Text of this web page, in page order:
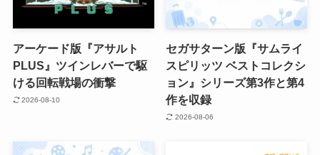
アーケード版『アサルト
PLUS』ツインレバーで駆
ける回転戦場の衝撃
2026-08-10
セガサターン版『サムライ
スピリッツ ベストコレクシ
ョン』シリーズ第3作と第4
作を収録
2026-08-06